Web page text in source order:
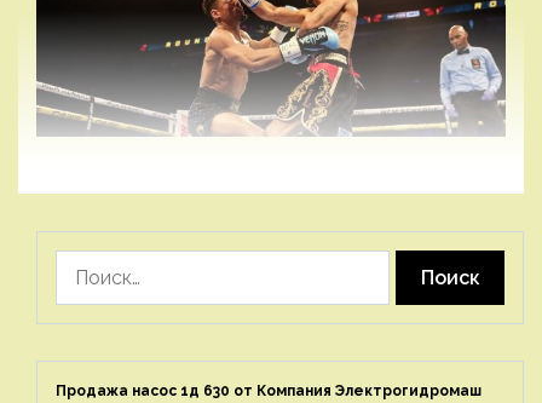
Продажа насос 1д 630 от Компания Электрогидромаш